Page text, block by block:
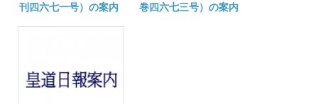
刊四六七一号）の案内
巻四六七三号）の案内